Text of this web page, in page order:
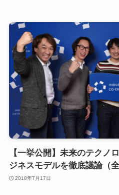
【一挙公開】未来のテクノ
ジネスモデルを徹底議論（全
2018年7月17日